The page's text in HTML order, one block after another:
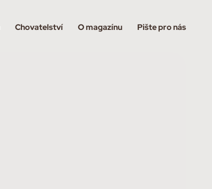
Chovatelství O magazínu Pište pro nás